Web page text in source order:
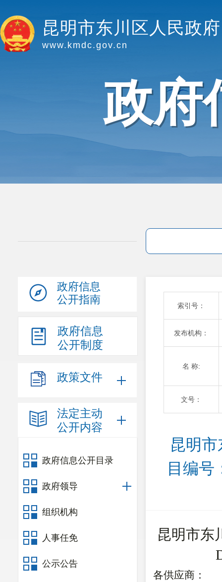
昆明市东川区人民政府
www.kmdc.gov.cn
政府
政府信息
公开指南
政府信息
公开制度
政策文件
法定主动
公开内容
政府信息公开目录
政府领导
组织机构
人事任免
公示公告
索引号：
发布机构：
名 称:
文号：
昆明
目编
昆明市东
各供应商：